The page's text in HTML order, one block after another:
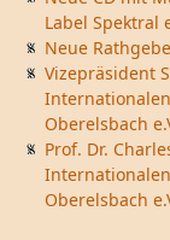
Label Spektral
Neue
Vizepräsident
Oberelsbach
Prof. Dr.
Oberelsbach